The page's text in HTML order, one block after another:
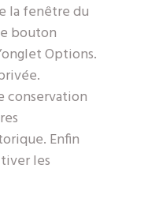
la fenêtre du
bouton
Options.
conservation
Enfin
les